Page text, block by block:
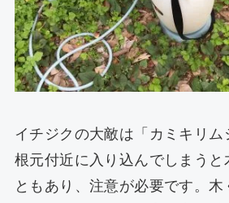
イチジクの大敵は「カミキリ
根元付近に入り込んでしまうと
ともあり、注意が必要です。木